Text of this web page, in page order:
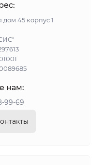
45 корпус 1
нам:
99-69